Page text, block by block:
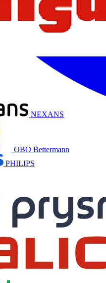
NEXANS
OBO Bettermann
PHILIPS